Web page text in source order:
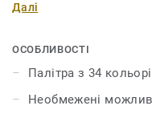
до складних
проектами на новий
колекція iD Mixonomi
премією Red Dot
Далі
ОСОБЛИВОСТІ
Палітра з 34
Необмежені